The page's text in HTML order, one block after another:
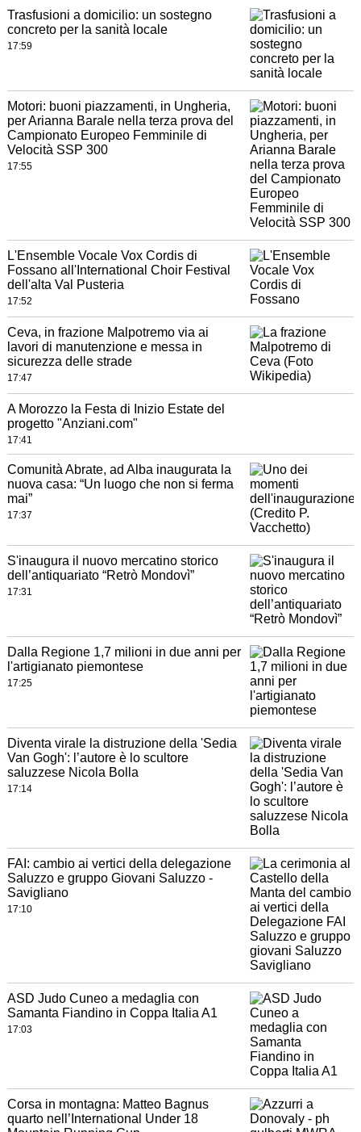
Trasfusioni a domicilio: un sostegno
concreto per la sanità locale
17:59
Motori: buoni piazzamenti, in Ungheria,
per Arianna Barale nella terza prova del
Campionato Europeo Femminile di
Velocità SSP 300
17:55
L'Ensemble Vocale Vox Cordis di
Fossano all'International Choir Festival
dell'alta Val Pusteria
17:52
Ceva, in frazione Malpotremo via ai
lavori di manutenzione e messa in
sicurezza delle strade
17:47
A Morozzo la Festa di Inizio Estate del
progetto "Anziani.com"
17:41
Comunità Abrate, ad Alba inaugurata la
nuova casa: “Un luogo che non si ferma
mai”
17:37
S'inaugura il nuovo mercatino storico
dell’antiquariato “Retrò Mondovì”
17:31
Dalla Regione 1,7 milioni in due anni per
l'artigianato piemontese
17:25
Diventa virale la distruzione della 'Sedia
Van Gogh': l’autore è lo scultore
saluzzese Nicola Bolla
17:14
FAI: cambio ai vertici della delegazione
Saluzzo e gruppo Giovani Saluzzo -
Savigliano
17:10
ASD Judo Cuneo a medaglia con
Samanta Fiandino in Coppa Italia A1
17:03
Corsa in montagna: Matteo Bagnus
quarto nell’International Under 18